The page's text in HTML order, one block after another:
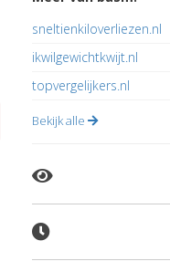
sneltienkiloverliezen.nl
ikwilgewichtkwijt.nl
topvergelijkers.nl
Bekijk alle